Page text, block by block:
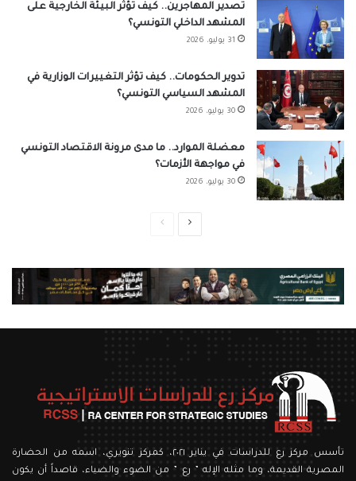
تصدير المهاجرين.. كيف تؤثر البيئة الخارجية على
المشهد الداخلي التونسي؟
31 يوليو، 2026
تدوير الحكومات.. كيف تؤثر التغييرات الوزارية في
المشهد السياسي التونسي؟
30 يوليو، 2026
معضلة الموارد.. ما مدى مرونة الاقتصاد التونسي
في مواجهة الأزمات؟
30 يوليو، 2026
الصفحةالصفحة
تأسس مركز رع للدراسات في يناير ٢٠٢١، كمركز تنويري، اسمه من الحضارة
المصرية القديمة، وما مثله الإله ” رع ” من الضوء والضياء، قاصداً أن يكون